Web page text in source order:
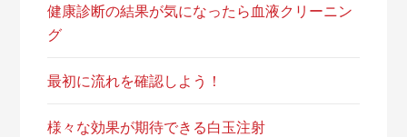
健康診断の結果が気になったら血液クリーニン
グ
最初に流れを確認しよう！
様々な効果が期待できる白玉注射